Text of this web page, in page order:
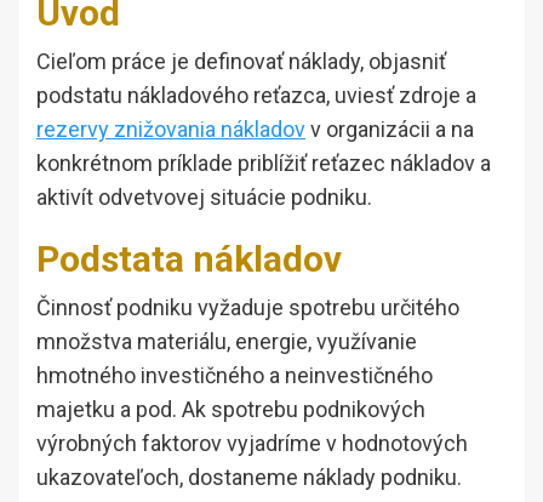
Úvod
Cieľom práce je definovať náklady, objasniť
podstatu nákladového reťazca, uviesť zdroje a
rezervy znižovania nákladovv organizácii a na
konkrétnom príklade priblížiť reťazec nákladov a
aktivít odvetvovej situácie podniku.
Podstata nákladov
Činnosť podniku vyžaduje spotrebu určitého
množstva materiálu, energie, využívanie
hmotného investičného a neinvestičného
majetku a pod. Ak spotrebu podnikových
výrobných faktorov vyjadríme v hodnotových
ukazovateľoch, dostaneme náklady podniku.